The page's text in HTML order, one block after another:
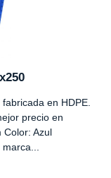
en HDPE.
precio en
Color: Azul